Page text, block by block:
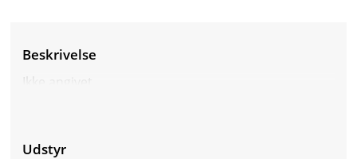
Beskrivelse
Ikke angivet
Udstyr